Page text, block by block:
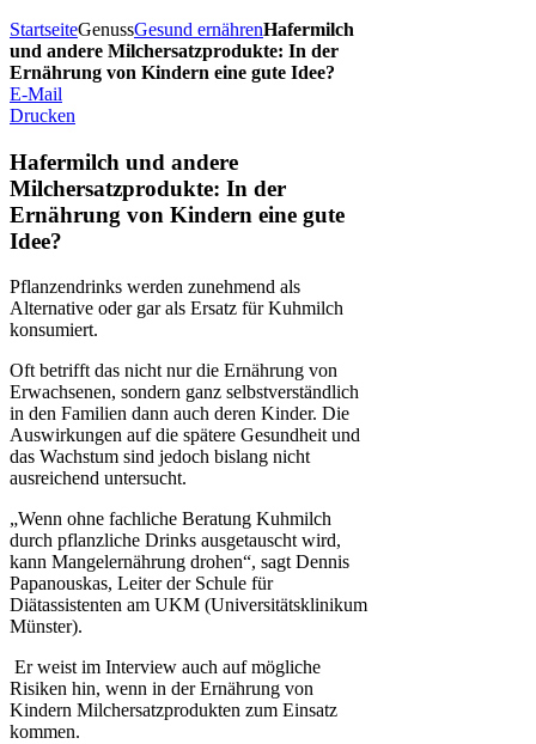
StartseiteGenussGesund ernährenHafermilch
und andere Milchersatzprodukte: In der
Ernährung von Kindern eine gute Idee?
E-Mail
Drucken
Hafermilch und andere
Milchersatzprodukte: In der
Ernährung von Kindern eine gute
Idee?
Pflanzendrinks werden zunehmend als
Alternative oder gar als Ersatz für Kuhmilch
konsumiert.
Oft betrifft das nicht nur die Ernährung von
Erwachsenen, sondern ganz selbstverständlich
in den Familien dann auch deren Kinder. Die
Auswirkungen auf die spätere Gesundheit und
das Wachstum sind jedoch bislang nicht
ausreichend untersucht.
„Wenn ohne fachliche Beratung Kuhmilch
durch pflanzliche Drinks ausgetauscht wird,
kann Mangelernährung drohen“, sagt Dennis
Papanouskas, Leiter der Schule für
Diätassistenten am UKM (Universitätsklinikum
Münster).
Er weist im Interview auch auf mögliche
Risiken hin, wenn in der Ernährung von
Kindern Milchersatzprodukten zum Einsatz
kommen.